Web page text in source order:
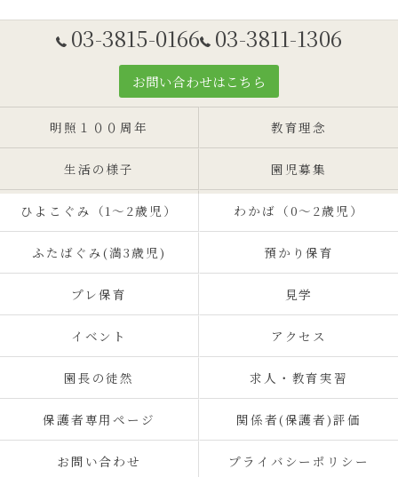
03-3815-0166 03-3811-1306
お問い合わせはこちら
明照１００周年 教育理念
生活の様子 園児募集
ひよこぐみ（1〜2歳児） わかば（0～2歳児）
ふたばぐみ(満3歳児) 預かり保育
プレ保育 見学
イベント アクセス
園長の徒然 求人・教育実習
保護者専用ページ 関係者(保護者)評価
お問い合わせ プライバシーポリシー